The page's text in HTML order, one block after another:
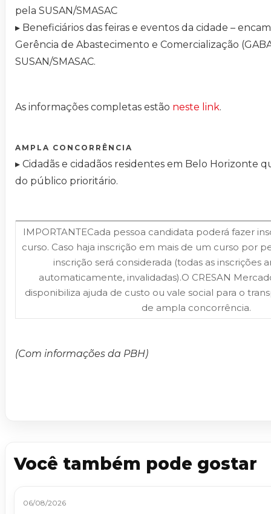
pela SUSAN/SMASAC
▸ Beneficiários das feiras e eventos da cidade –
Gerência de Abastecimento e Comercialização
SUSAN/SMASAC.
As informações completas estão neste link.
AMPLA CONCORRÊNCIA
▸ Cidadãs e cidadãos residentes em Belo Horizonte
do público prioritário.
IMPORTANTECada pessoa candidata poderá fazer
curso. Caso haja inscrição em mais de um curso por
inscrição será considerada (todas as inscrições
automaticamente, invalidadas).O CRESAN
disponibiliza ajuda de custo ou vale social para o
de ampla concorrência.
(Com informações da PBH)
Você também pode gostar
06/08/2026